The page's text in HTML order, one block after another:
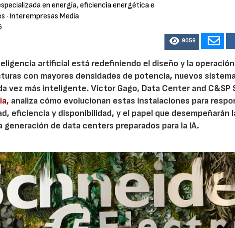
en energía, eficiencia energética e
· Interempresas Media
9059
artificial está redefiniendo el diseño y la
con mayores densidades de potencia, nuevos
vez más inteligente. Víctor Gago, Data Center and C&SP
analiza cómo evolucionan estas instalaciones para
eficiencia y disponibilidad, y el papel que desempeñarán
generación de data centers preparados para la IA.